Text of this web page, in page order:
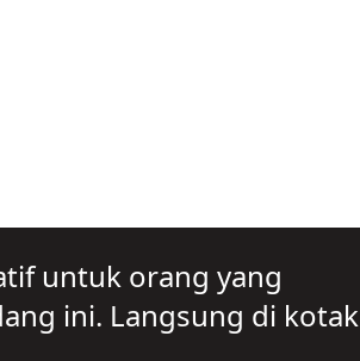
untuk orang yang
ini. Langsung di kotak